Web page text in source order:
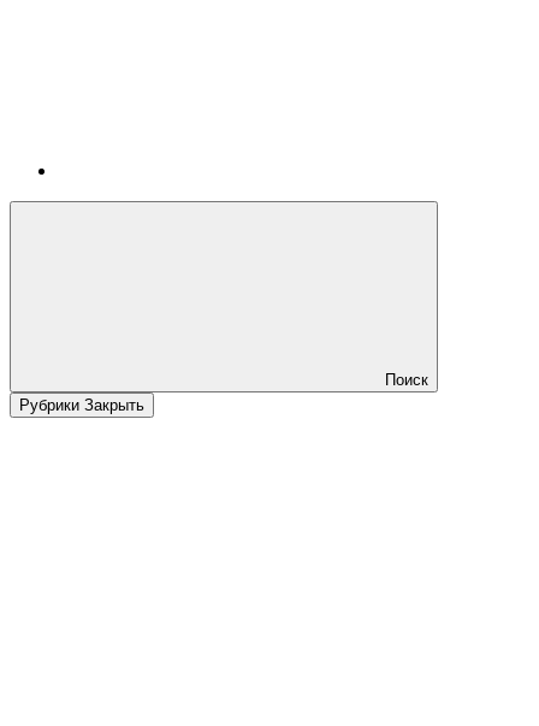
Поиск
Рубрики Закрыть